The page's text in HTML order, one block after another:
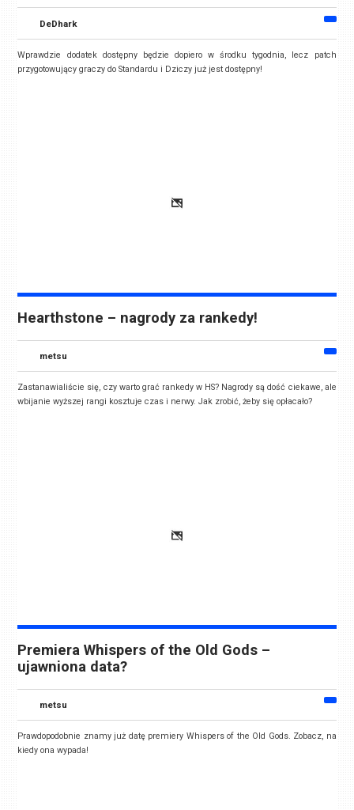
DeDhark
Wprawdzie dodatek dostępny będzie dopiero w środku tygodnia, lecz patch
przygotowujący graczy do Standardu i Dziczy już jest dostępny!
Hearthstone – nagrody za rankedy!
metsu
Zastanawialiście się, czy warto grać rankedy w HS? Nagrody są dość ciekawe, ale
wbijanie wyższej rangi kosztuje czas i nerwy. Jak zrobić, żeby się opłacało?
Premiera Whispers of the Old Gods –
ujawniona data?
metsu
Prawdopodobnie znamy już datę premiery Whispers of the Old Gods. Zobacz, na
kiedy ona wypada!